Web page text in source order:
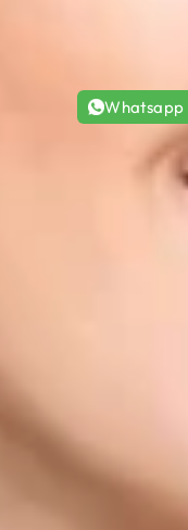
Whatsapp